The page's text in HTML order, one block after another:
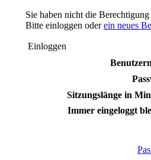
Sie haben nicht die
Bitte einloggen oderein neues
Einloggen
Sitzungslänge in
Immer eingeloggt